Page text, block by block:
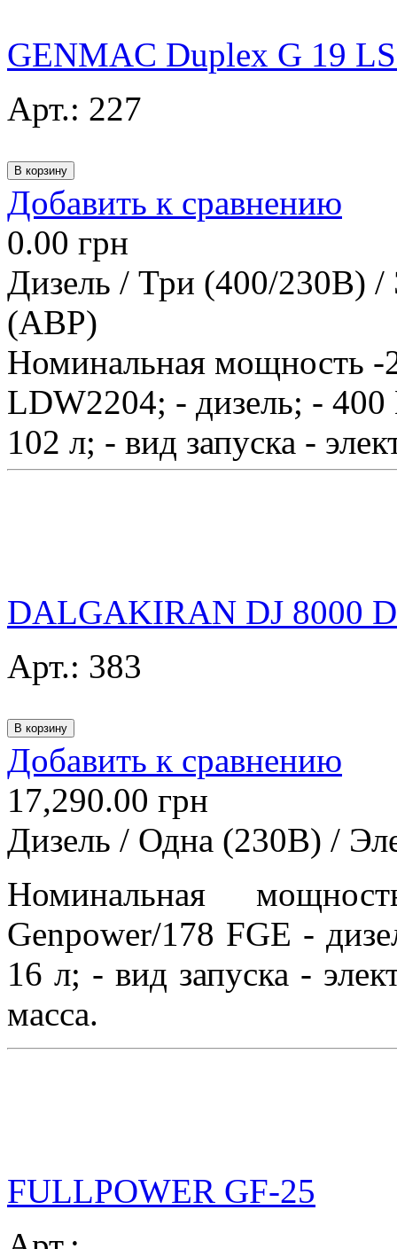
GENMAC Duplex G 19
Арт.: 227
Добавить к сравнению
0.00 грн
Дизель / Три (400/230В) /
(АВР)
Номинальная мощность
LDW2204; - дизель; -
102 л; - вид запуска -
DALGAKIRAN DJ 8000
Арт.: 383
Добавить к сравнению
17,290.00 грн
Дизель / Одна (230В) /
Номинальная
Genpower/178 FGE -
16 л; - вид запуска -
масса.
FULLPOWER GF-25